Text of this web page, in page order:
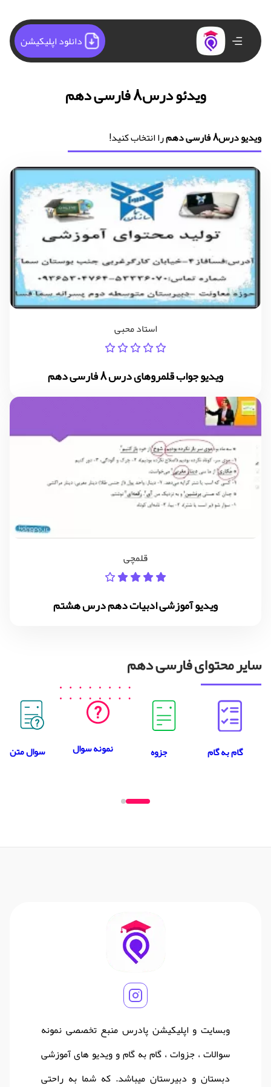
دانلود اپلیکیشن
ویدئو درس8 فارسی دهم
ویدیو درس8 فارسی دهم را انتخاب کنید!
استاد محبی
ویدیو جواب قلمروهای درس 8 فارسی دهم
قلمچی
ویدیو آموزشی ادبیات دهم درس هشتم
سایر محتوای فارسی دهم
گام به گام جزوه نمونه سوال سوال متن
وبسایت و اپلیکیشن پادرس منبع تخصصی نمونه
سوالات ، جزوات ، گام به گام و ویدیو های آموزشی
دبستان و دبیرستان میباشد. که شما به راحتی